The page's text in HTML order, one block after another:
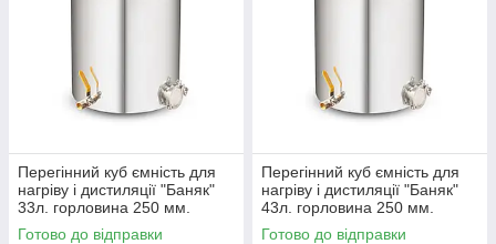
Перегінний куб ємність для
нагріву і дистиляції "Баняк"
33л. горловина 250 мм.
кламп 2" нержавійка
Готово до відправки
Перегінний куб ємність для
нагріву і дистиляції "Баняк"
43л. горловина 250 мм.
кламп 2" нержавійка
Готово до відправки